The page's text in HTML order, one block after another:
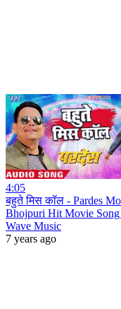
4:05
बहुते मिस कॉल - Pardes
Bhojpuri Hit Movie Song
Wave Music
7 years ago